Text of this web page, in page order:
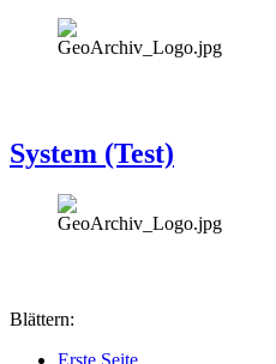
System (Test)
Blättern: